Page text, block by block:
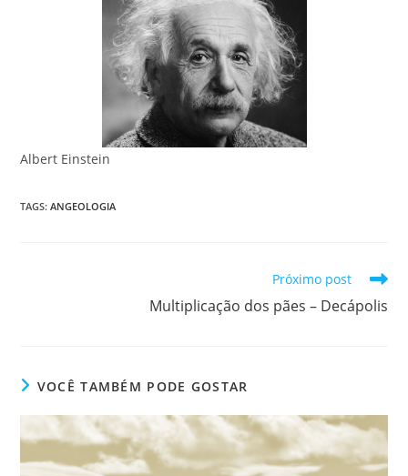
Albert Einstein
TAGS:ANGEOLOGIA
Próximo post
Multiplicação dos pães – Decápolis
VOCÊ TAMBÉM PODE GOSTAR